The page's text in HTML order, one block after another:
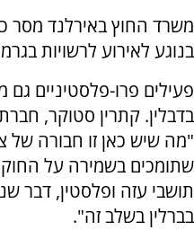
משרד החוץ באירלנד מסר
בנוגע לאירוע לרשויות
פעילים פרו-פלסטיניים גם
בדבלין. קתרין סטוקר,
"מה שיש כאן זו חבורה של
שתומכים בשמירה על החוק
תושבי עזה ופלסטין, דבר
בברלין בשלב זה".